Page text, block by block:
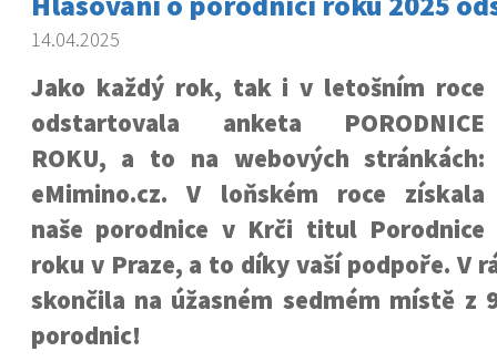
14.04.2025
Jako každý rok, tak i v letošním roce
odstartovala anketa PORODNICE
ROKU, a to na webových stránkách:
eMimino.cz. V loňském roce získala
naše porodnice v Krči titul Porodnice
roku v Praze, a to díky vaší podpoře. V
skončila na úžasném sedmém místě z
porodnic!